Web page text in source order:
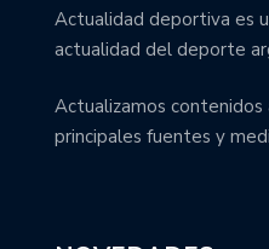
Actualidad deportiva es
actualidad del deporte
Actualizamos contenidos
principales fuentes y